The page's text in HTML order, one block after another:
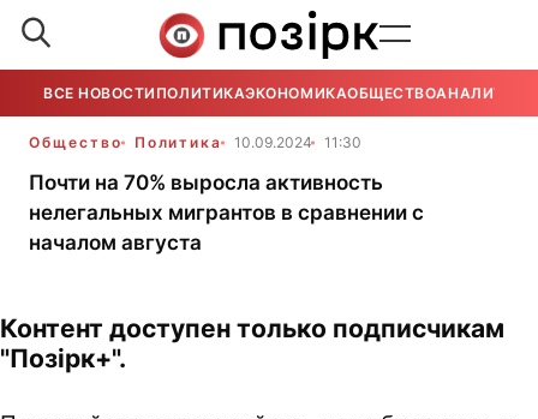
ВСЕ НОВОСТИ ПОЛИТИКАЭКОНОМИКАОБЩЕСТВОАНАЛИТИКА
Общество Политика 10.09.2024 11:30
Почти на 70% выросла активность
нелегальных мигрантов в сравнении с
началом августа
Контент доступен только подписчикам
"Позірк+".